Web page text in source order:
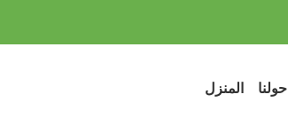
المنزل حولنا